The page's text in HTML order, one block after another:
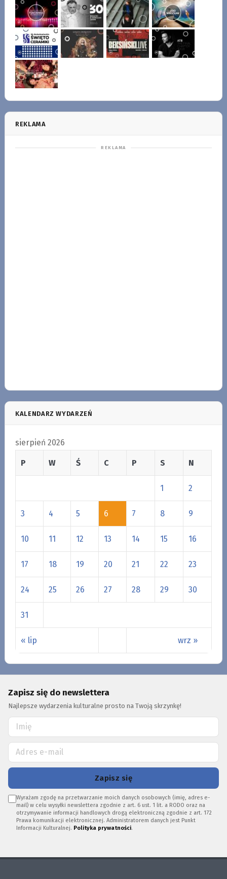
REKLAMA
KALENDARZ WYDARZEŃ
sierpień 2026
P W Ś C P S N
« lip wrz »
1 2
3 4 5 6 7 8 9
10 11 12 13 14 15 16
17 18 19 20 21 22 23
24 25 26 27 28 29 30
31
Zapisz się do newslettera
Najlepsze wydarzenia kulturalne prosto na Twoją skrzynkę!
Zapisz się
Wyrażam zgodę na przetwarzanie moich danych osobowych (imię, adres e-
mail) w celu wysyłki newslettera zgodnie z art. 6 ust. 1 lit. a RODO oraz na
otrzymywanie informacji handlowych drogą elektroniczną zgodnie z art. 172
Prawa komunikacji elektronicznej. Administratorem danych jest Punkt
Informacji Kulturalnej. Polityka prywatności.